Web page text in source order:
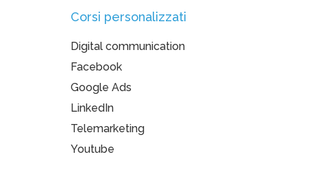
Corsi personalizzati
Digital communication
Facebook
Google Ads
LinkedIn
Telemarketing
Youtube